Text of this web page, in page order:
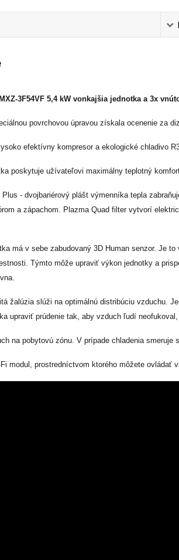
3F54VF 5,4 kW vonkajšia jednotka a 3x
povrchovou úpravou získala ocenenie za
efektívny kompresor a ekologické chladivo
poskytuje užívateľovi maximálny teplotný
- dvojbariérový plášt výmenníka tepla
a zápachom. Plazma Quad filter vytvorí
má v sebe zabudovaný 3D Human senzor. Je
Týmto môže upraviť výkon jednotky a
žalúzia slúži na optimálnú distribúciu vzduchu.
upraviť prúdenie tak, aby vzduch ľudí
na pobytovú zónu. V prípade chladenia smeruje
modul, prostredníctvom ktorého môžete ovládať